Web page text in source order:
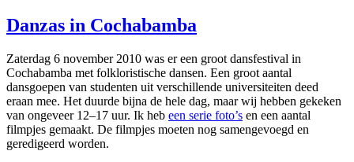
Danzas in Cochabamba
Zaterdag 6 november 2010 was er een groot dansfestival in
Cochabamba met folkloristische dansen. Een groot aantal
dansgoepen van studenten uit verschillende universiteiten deed
eraan mee. Het duurde bijna de hele dag, maar wij hebben gekeken
van ongeveer 12–17 uur. Ik heb een serie foto’s en een aantal
filmpjes gemaakt. De filmpjes moeten nog samengevoegd en
geredigeerd worden.